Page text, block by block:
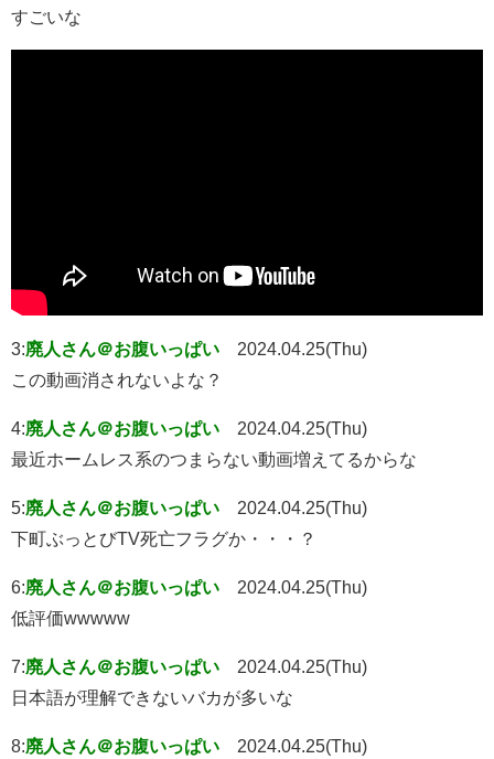
すごいな
3:廃人さん＠お腹いっぱい
2024.04.25(Thu)
この動画消されないよな？
4:廃人さん＠お腹いっぱい
2024.04.25(Thu)
最近ホームレス系のつまらない動画増えてるからな
5:廃人さん＠お腹いっぱい
2024.04.25(Thu)
下町ぶっとびTV死亡フラグか・・・？
6:廃人さん＠お腹いっぱい
2024.04.25(Thu)
低評価wwwww
7:廃人さん＠お腹いっぱい
2024.04.25(Thu)
日本語が理解できないバカが多いな
8:廃人さん＠お腹いっぱい
2024.04.25(Thu)